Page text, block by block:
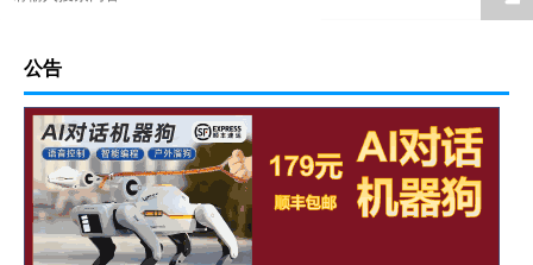
公告